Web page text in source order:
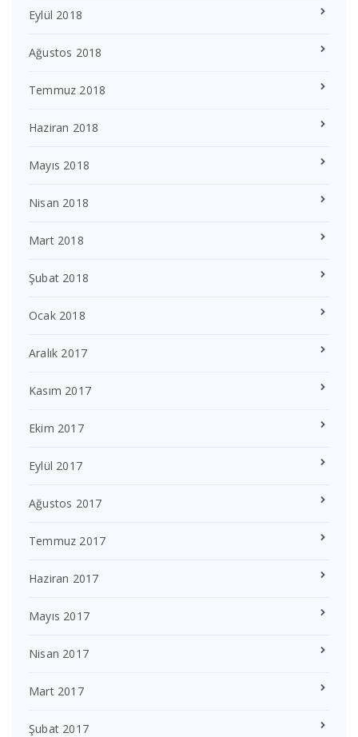
Eylül 2018
Ağustos 2018
Temmuz 2018
Haziran 2018
Mayıs 2018
Nisan 2018
Mart 2018
Şubat 2018
Ocak 2018
Aralık 2017
Kasım 2017
Ekim 2017
Eylül 2017
Ağustos 2017
Temmuz 2017
Haziran 2017
Mayıs 2017
Nisan 2017
Mart 2017
Şubat 2017